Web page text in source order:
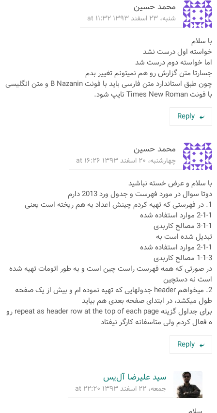
محمد حسین
شنبه، ۲۳ اسفند ۱۳۹۳ at ۱۱:۳۲
با سلام
خواسته اول درست نشد
اما خواسته دوم درست شد
جسارتا متن گزارش رو هم نمیتونم تغییر بدم
چون طبق استاندارد متن فارسی باید با فونت B Nazanin و متن انگلیسی
با فونت Times New Roman تایپ شود.
Reply
محمد حسین
چهارشنبه، ۲۰ اسفند ۱۳۹۳ at ۱۶:۲۶
با سلام و عرض خسته نباشید
دوتا سوال در مورد فهرست و جدول ورد 2013 دارم
1. در فهرستی که تهیه کردم چینش اعداد به هم ریخته است یعنی
2-1-1 موارد استفاده شده
3-1-1 مصالح کاربدی
تبدیل شده است به
2-1-1 موارد استفاده شده
1-1-3 مصالح کاربدی
در صورتی که همه فهرست راست چین است و به طور اتومات تهیه شده
است نه دستچین
2. میخواهم header جدولهایی که تهیه نموده ام و بیش از یک صفحه
طول میکشد، در ابتدای صفحه بعدی هم بیاید
برای جداول گزینه repeat as header row at the top of each page رو
ه فعال کردم ولی متاسفانه کارگر نیفتاد
Reply
سید علیرضا آل‌یس
جمعه، ۲۲ اسفند ۱۳۹۳ at ۲۲:۲۰